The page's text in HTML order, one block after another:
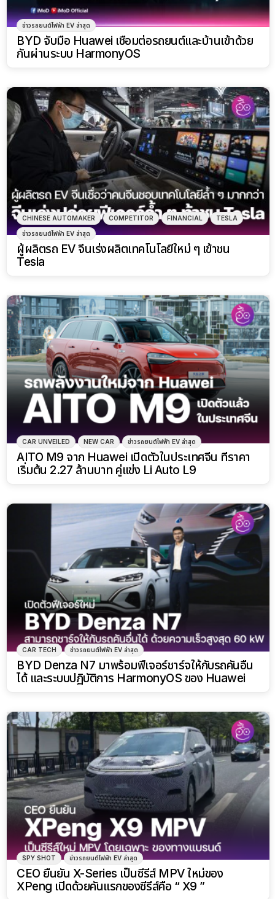
ข่าวรถยนต์ไฟฟ้า EV ล่าสุด
BYD จับมือ Huawei เชื่อมต่อรถยนต์และบ้านเข้าด้วย
กันผ่านระบบ HarmonyOS
CHINESE AUTOMAKER COMPETITOR FINANCIAL TESLA
ข่าวรถยนต์ไฟฟ้า EV ล่าสุด
ผู้ผลิตรถ EV จีนเร่งผลิตเทคโนโลยีใหม่ ๆ เข้าชน
Tesla
CAR UNVEILED NEW CAR ข่าวรถยนต์ไฟฟ้า EV ล่าสุด
AITO M9 จาก Huawei เปิดตัวในประเทศจีน ที่ราคา
เริ่มต้น 2.27 ล้านบาท คู่แข่ง Li Auto L9
CAR TECH ข่าวรถยนต์ไฟฟ้า EV ล่าสุด
BYD Denza N7 มาพร้อมฟีเจอร์ชาร์จให้กับรถคันอื่น
ได้ และระบบปฏิบัติการ HarmonyOS ของ Huawei
SPY SHOT ข่าวรถยนต์ไฟฟ้า EV ล่าสุด
CEO ยืนยัน X-Series เป็นซีรีส์ MPV ใหม่ของ
XPeng เปิดด้วยคันแรกของซีรีส์คือ “ X9 ”